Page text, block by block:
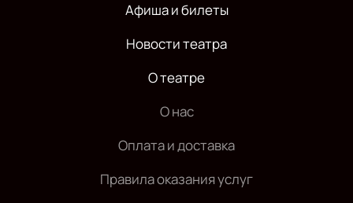
Афиша и билеты
Новости театра
О театре
О нас
Оплата и доставка
Правила оказания услуг